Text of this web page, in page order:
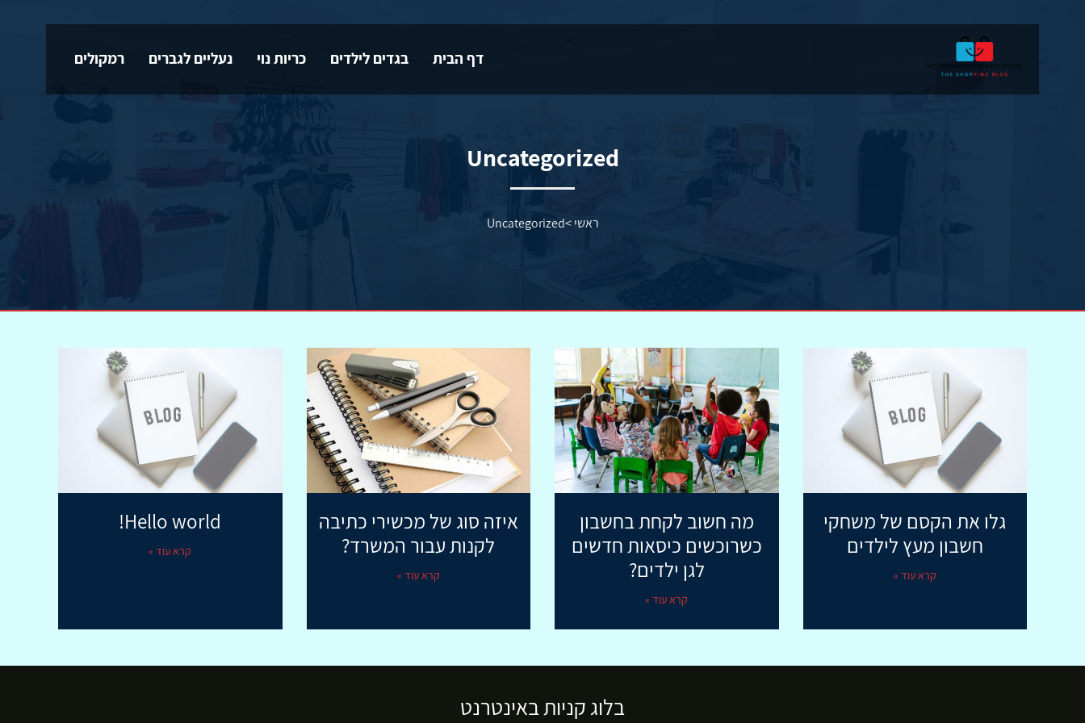
דף הבית בגדים לילדים כריות נוי נעליים לגברים רמקולים
Uncategorized
ראשי>
Uncategorized
גלו את הקסם של משחקי
חשבון מעץ לילדים
קרא עוד »
מה חשוב לקחת בחשבון
כשרוכשים כיסאות חדשים
לגן ילדים?
קרא עוד »
איזה סוג של מכשירי כתיבה
לקנות עבור המשרד?
קרא עוד »
Hello world!
קרא עוד »
בלוג קניות באינטרנט